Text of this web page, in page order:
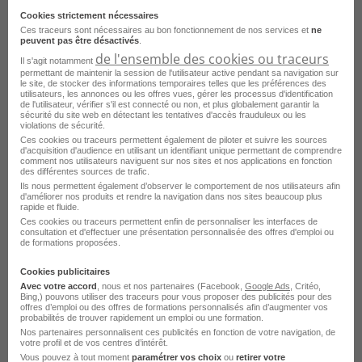
Voir plus
Emploi Couvreur Paris
Emploi Couvreur Montpellier
Emploi Couvreur Rennes
Emploi Couvreur Lille
Emploi Couvreur Quimper
Emploi Couvreur Le Havre
Emploi Couvreur Reims
Emploi Couvreur Fréjus
Emploi Couvreur Nantes
Emploi Couvreur Rouen
Emploi Couvreur Limoges
Emploi Couvreur Clermont-Ferrand
Voir toutes les offres Couvreur par ville
Cookies strictement nécessaires
Ces traceurs sont nécessaires au bon fonctionnement de nos services et ne
peuvent pas être désactivés
Il s'agit notamment de l'ensemble des cookies ou traceurs
permettant de maintenir la session de l'utilisateur active pendant sa navigation sur
le site, de stocker des informations temporaires telles que les préférences des
utilisateurs, les annonces ou les offres vues, gérer les processus d'identification
de l'utilisateur, vérifier s'il est connecté ou non, et plus globalement garantir la
sécurité du site web en détectant les tentatives d'accès frauduleux ou les
violations de sécurité.
Ces cookies ou traceurs permettent également de piloter et suivre les sources
d'acquisition d'audience en utilisant un identifiant unique permettant de comprendre
comment nos utilisateurs naviguent sur nos sites et nos applications en fonction
des différentes sources de trafic.
Ils nous permettent également d’observer le comportement de nos utilisateurs afin
d'améliorer nos produits et rendre la navigation dans nos sites beaucoup plus
rapide et fluide.
Ces cookies ou traceurs permettent enfin de personnaliser les interfaces de
consultation et d'effectuer une présentation personnalisée des offres d'emploi ou
de formations proposées.
Cookies publicitaires
Avec votre accord , nous et nos partenaires (Facebook, Google Ads , Critéo,
Bing,) pouvons utiliser des traceurs pour vous proposer des publicités pour des
offres d’emploi ou des offres de formations personnalisés afin d’augmenter vos
probabilités de trouver rapidement un emploi ou une formation.
Nos partenaires personnalisent ces publicités en fonction de votre navigation, de
votre profil et de vos centres d’intérêt.
Vous pouvez à tout moment paramétrer vos choix ou retirer votre